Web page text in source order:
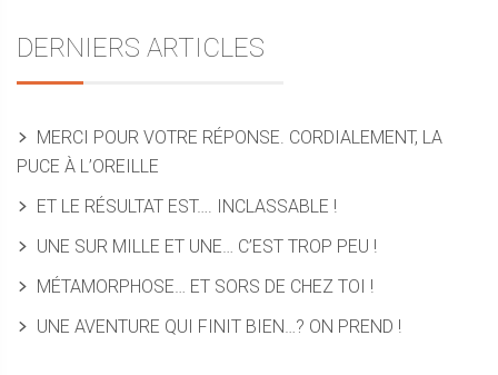
DERNIERS ARTICLES
MERCI POUR VOTRE RÉPONSE. CORDIALEMENT, LA
PUCE À L’OREILLE
ET LE RÉSULTAT EST…. INCLASSABLE !
UNE SUR MILLE ET UNE… C’EST TROP PEU !
MÉTAMORPHOSE… ET SORS DE CHEZ TOI !
UNE AVENTURE QUI FINIT BIEN…? ON PREND !